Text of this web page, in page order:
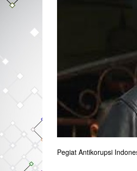
Pegiat Antikorupsi